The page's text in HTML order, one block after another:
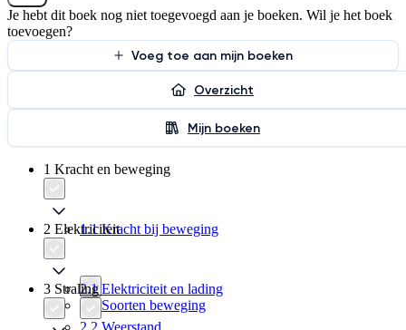
Je hebt dit boek nog niet toegevoegd aan je boeken. Wil je het boek
toevoegen?
Voeg toe aan mijn boeken
Overzicht
Mijn boeken
1 Kracht en beweging
1.1 Kracht bij beweging
1.2 Soorten beweging
2 Elektriciteit
2.1 Elektriciteit en lading
3 Straling